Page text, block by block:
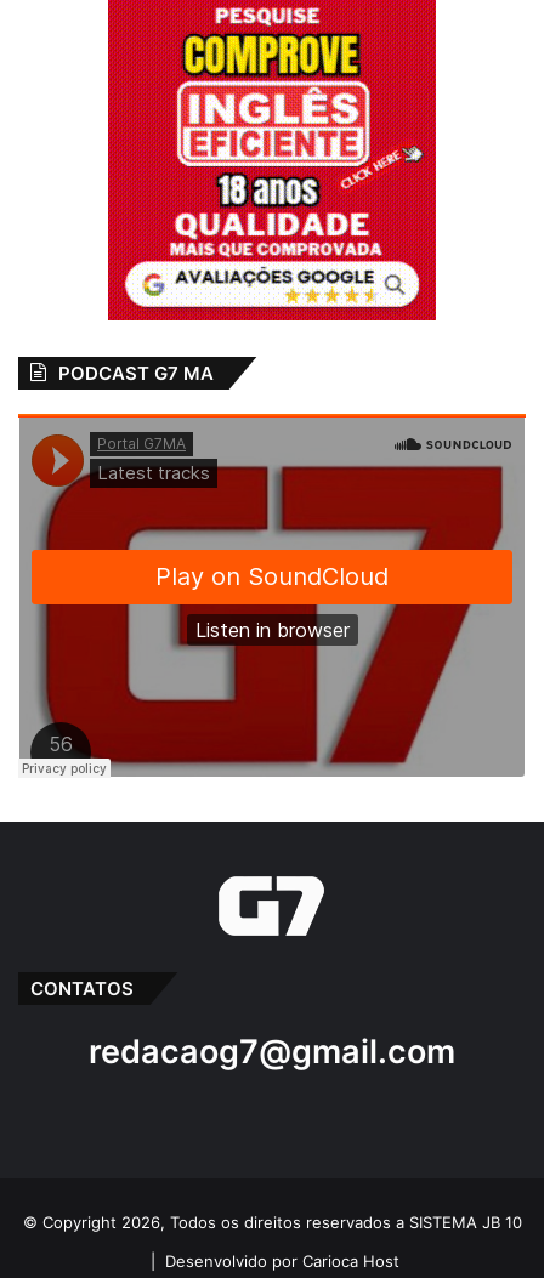
PODCAST G7 MA
CONTATOS
redacaog7@gmail.com
© Copyright 2026, Todos os direitos reservados a SISTEMA JB 10
Desenvolvido por Carioca Host